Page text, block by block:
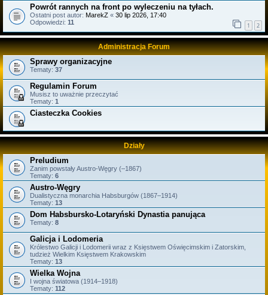
Powrót rannych na front po wyleczeniu na tyłach.
Ostatni post autor: MarekZ « 30 lip 2026, 17:40
Odpowiedzi: 11 1 2
Administracja Forum
Sprawy organizacyjne
Tematy: 37
Regulamin Forum
Musisz to uważnie przeczytać
Tematy: 1
Ciasteczka Cookies
Działy
Preludium
Zanim powstały Austro-Węgry (–1867)
Tematy: 6
Austro-Węgry
Dualistyczna monarchia Habsburgów (1867–1914)
Tematy: 13
Dom Habsbursko-Lotaryński Dynastia panująca
Tematy: 8
Galicja i Lodomeria
Królestwo Galicji i Lodomerii wraz z Księstwem Oświęcimskim i Zatorskim,
tudzież Wielkim Księstwem Krakowskim
Tematy: 13
Wielka Wojna
I wojna światowa (1914–1918)
Tematy: 112